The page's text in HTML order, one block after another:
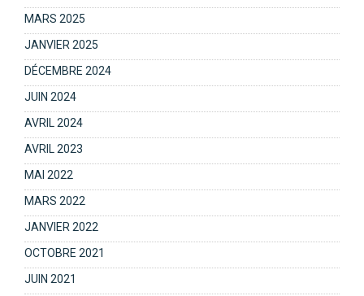
MARS 2025
JANVIER 2025
DÉCEMBRE 2024
JUIN 2024
AVRIL 2024
AVRIL 2023
MAI 2022
MARS 2022
JANVIER 2022
OCTOBRE 2021
JUIN 2021